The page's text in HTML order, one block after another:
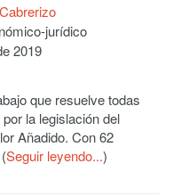
jurídico
2019
que resuelve todas
la legislación del
Añadido. Con 62
Seguir leyendo...)